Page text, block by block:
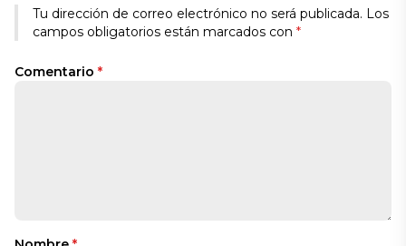
Tu dirección de correo electrónico no será publicada. Los
campos obligatorios están marcados con *
Comentario *